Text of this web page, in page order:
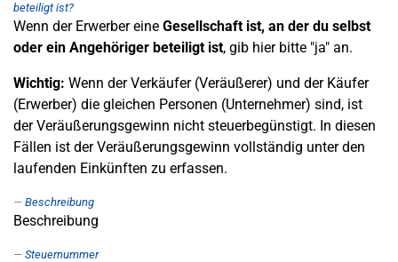
beteiligt ist?
Wenn der Erwerber eine Gesellschaft ist, an der du selbst
oder ein Angehöriger beteiligt ist, gib hier bitte "ja" an.
Wichtig: Wenn der Verkäufer (Veräußerer) und der Käufer
(Erwerber) die gleichen Personen (Unternehmer) sind, ist
der Veräußerungsgewinn nicht steuerbegünstigt. In diesen
Fällen ist der Veräußerungsgewinn vollständig unter den
laufenden Einkünften zu erfassen.
Beschreibung
Beschreibung
Steuernummer